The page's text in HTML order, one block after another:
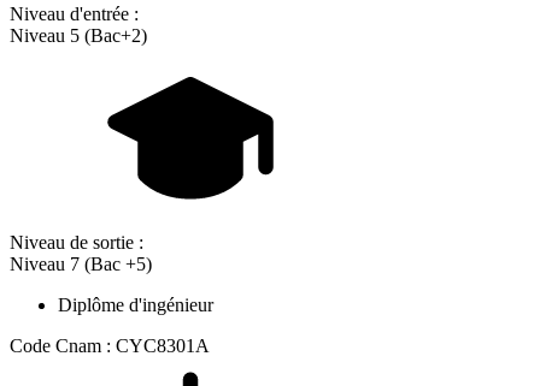
Niveau d'entrée :
Niveau 5 (Bac+2)
Niveau de sortie :
Niveau 7 (Bac +5)
Diplôme d'ingénieur
Code Cnam : CYC8301A